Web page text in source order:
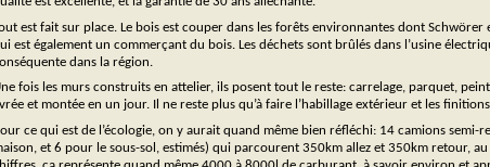
est fait sur place. Le bois est couper dans les forêts environnantes dont Schwörer
est également un commerçant du bois. Les déchets sont brûlés dans l’usine
dans la région.
fois les murs construits en attelier, ils posent tout le reste: carrelage, parquet,
et montée en un jour. Il ne reste plus qu’à faire l’habillage extérieur et les
ce qui est de l’écologie, on y aurait quand même bien réfléchi: 14 camions
et 6 pour le sous-sol, estimés) qui parcourent 350km allez et 350km retour,